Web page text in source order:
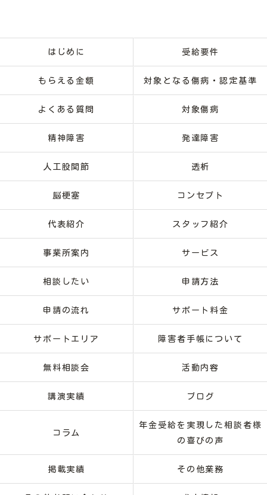
はじめに 受給要件
もらえる金額 対象となる傷病・認定基準
よくある質問 対象傷病
精神障害 発達障害
人工股関節 透析
脳梗塞 コンセプト
代表紹介 スタッフ紹介
事業所案内 サービス
相談したい 申請方法
申請の流れ サポート料金
サポートエリア 障害者手帳について
無料相談会 活動内容
講演実績 ブログ
コラム
年金受給を実現した相談者様
の喜びの声
掲載実績 その他業務